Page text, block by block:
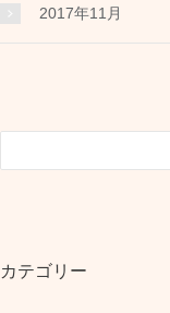
2017年11月
カテゴリー